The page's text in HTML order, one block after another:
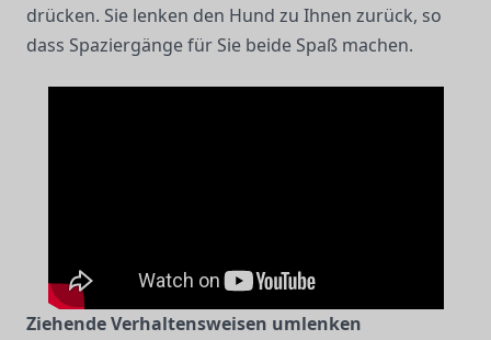
drücken. Sie lenken den Hund zu Ihnen zurück, so
dass Spaziergänge für Sie beide Spaß machen.
Ziehende Verhaltensweisen umlenken